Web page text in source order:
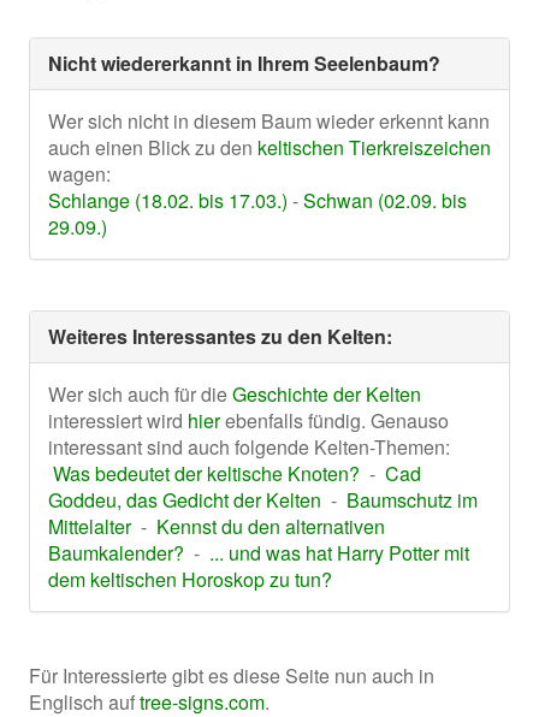
Nicht wiedererkannt in Ihrem Seelenbaum?
Wer sich nicht in diesem Baum wieder erkennt kann
auch einen Blick zu den keltischen Tierkreiszeichen
wagen:
Schlange (18.02. bis 17.03.) -Schwan (02.09. bis
29.09.)
Weiteres Interessantes zu den Kelten:
Wer sich auch für dieGeschichte der Kelten
interessiert wird hierebenfalls fündig. Genauso
interessant sind auch folgende Kelten-Themen:
Was bedeutet der keltische Knoten? - Cad
Goddeu, das Gedicht der Kelten - Baumschutz im
Mittelalter- Kennst du den alternativen
Baumkalender? - ... und was hat Harry Potter mit
dem keltischen Horoskop zu tun?
Für Interessierte gibt es diese Seite nun auch in
Englisch auftree-signs.com.